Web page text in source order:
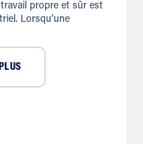
propre et sûr est
Lorsqu’une